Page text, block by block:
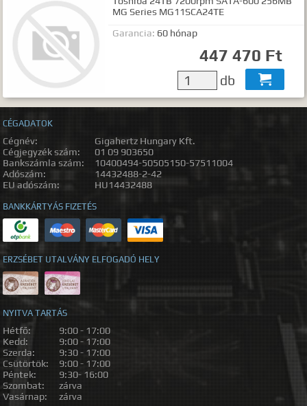
MG Series MG11SCA24TE
Garancia: 60 hónap
447 470 Ft
db 
CÉGADATOK
Cégnév:
Gigahertz Hungary Kft.
Cégjegyzék szám:
01 09 903650
Bankszámla szám:
10400494-50505150-57511004
Adószám:
14432488-2-42
EU adószám:
HU14432488
BANKKÁRTYÁS FIZETÉS
ERZSÉBET UTALVÁNY ELFOGADÓ HELY
NYITVA TARTÁS
Hétfő:
9:00 - 17:00
Kedd:
9:00 - 17:00
Szerda:
9:30 - 17:00
Csütörtök:
9:00 - 17:00
Péntek:
9:30- 16:00
Szombat:
zárva
Vasárnap:
zárva